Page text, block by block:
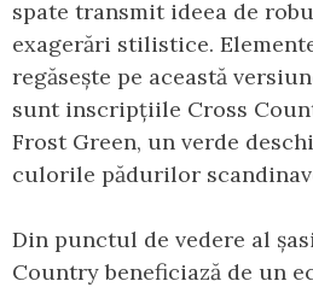
spate transmit ideea de
exagerări stilistice.
regăsește pe această
sunt inscripțiile Cross
Frost Green, un verde
culorile pădurilor
Din punctul de vedere al
Country beneficiază de un